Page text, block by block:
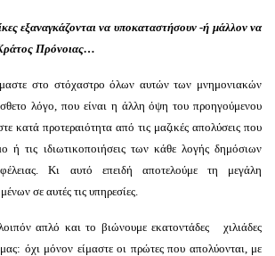
εξαναγκάζονται να υποκαταστήσουν -ή μάλλον να
Πρόνοιας…
στο στόχαστρο όλων αυτών των μνημονιακών
λόγο, που είναι η άλλη όψη του προηγούμενου
κατά προτεραιότητα από τις μαζικές απολύσεις που
ή τις ιδιωτικοποιήσεις των κάθε λογής δημόσιων
Κι αυτό επειδή αποτελούμε τη μεγάλη
σε αυτές τις υπηρεσίες.
απλό και το βιώνουμε εκατοντάδες χιλιάδες
όχι μόνον είμαστε οι πρώτες που απολύονται, με